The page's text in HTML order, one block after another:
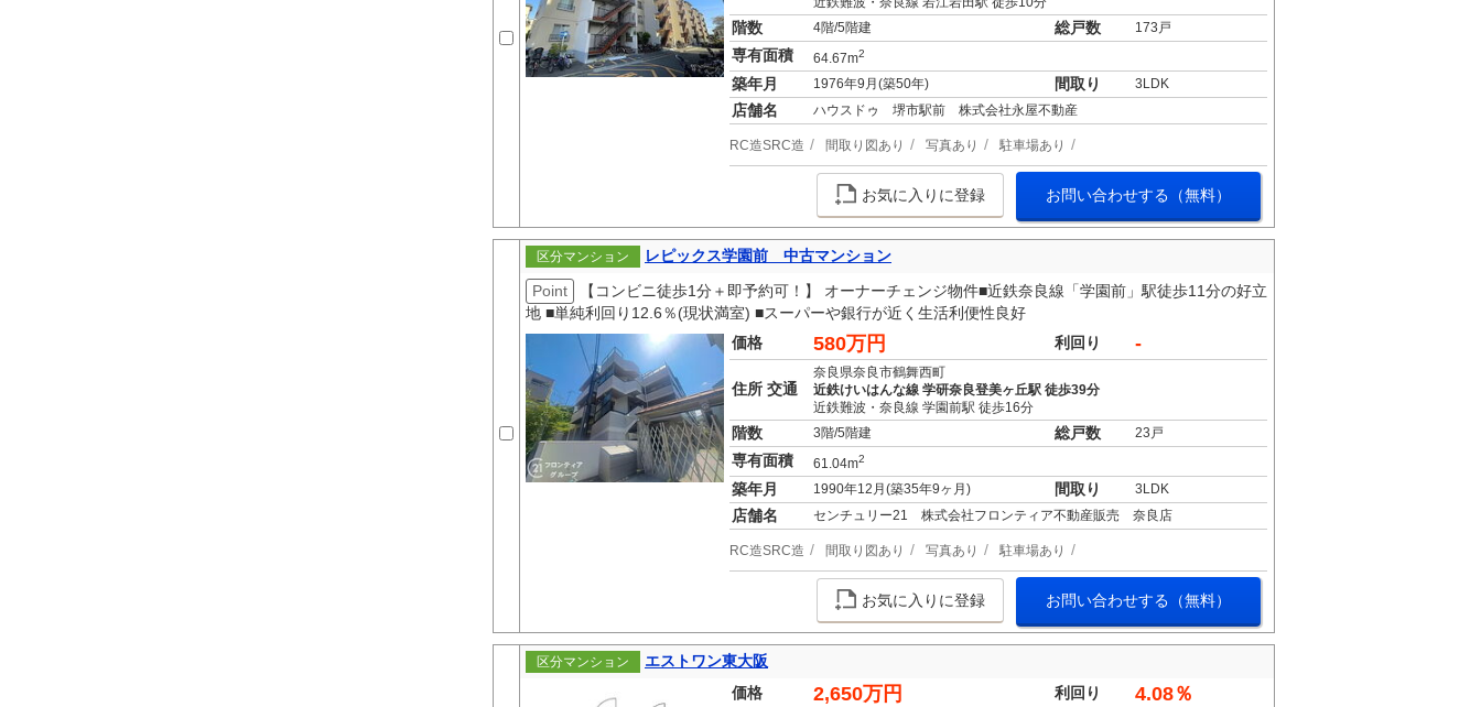
階数 4階/5階建 総戸数 173戸
専有面積 64.67m2
築年月 1976年9月(築50年) 間取り 3LDK
店舗名 ハウスドゥ 堺市駅前 株式会社永屋不動産
RC造SRC造 間取り図あり 写真あり 駐車場あり
お気に入りに登録 お問い合わせする（無料）
区分マンション
レピックス学園前 中古マンション
Point
【コンビニ徒歩1分＋即予約可！】 オーナーチェンジ物件■近鉄奈良線「学園前」駅徒歩11分の好立
地 ■単純利回り12.6％(現状満室) ■スーパーや銀行が近く生活利便性良好
価格
580万円 利回り -
住所 交通
奈良県奈良市鶴舞西町
近鉄けいはんな線 学研奈良登美ヶ丘駅 徒歩39分
近鉄難波・奈良線 学園前駅 徒歩16分
階数 3階/5階建 総戸数 23戸
専有面積 61.04m2
築年月 1990年12月(築35年9ヶ月) 間取り 3LDK
店舗名 センチュリー21 株式会社フロンティア不動産販売 奈良店
RC造SRC造 間取り図あり 写真あり 駐車場あり
お気に入りに登録 お問い合わせする（無料）
区分マンション
エストワン東大阪
価格
2,650万円 利回り 4.08％